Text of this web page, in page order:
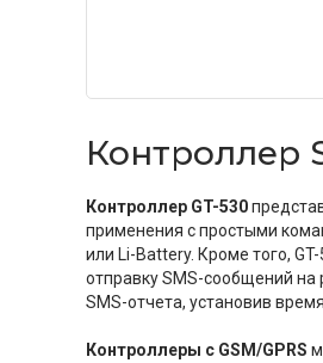
Контроллер
Контроллер GT-530
применения с простыми
или Li-Battery. Кроме того,
отправку SMS-сообщений на
SMS-отчета, установив
Контроллеры с GSM/GPRS